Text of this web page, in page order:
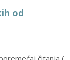
od